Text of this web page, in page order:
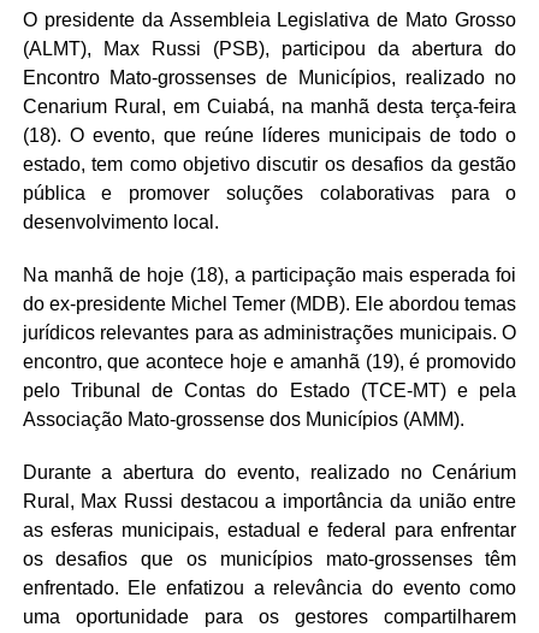
O presidente da Assembleia Legislativa de Mato Grosso
(ALMT), Max Russi (PSB), participou da abertura do
Encontro Mato-grossenses de Municípios, realizado no
Cenarium Rural, em Cuiabá, na manhã desta terça-feira
(18). O evento, que reúne líderes municipais de todo o
estado, tem como objetivo discutir os desafios da gestão
pública e promover soluções colaborativas para o
desenvolvimento local.
Na manhã de hoje (18), a participação mais esperada foi
do ex-presidente Michel Temer (MDB). Ele abordou temas
jurídicos relevantes para as administrações municipais. O
encontro, que acontece hoje e amanhã (19), é promovido
pelo Tribunal de Contas do Estado (TCE-MT) e pela
Associação Mato-grossense dos Municípios (AMM).
Durante a abertura do evento, realizado no Cenárium
Rural, Max Russi destacou a importância da união entre
as esferas municipais, estadual e federal para enfrentar
os desafios que os municípios mato-grossenses têm
enfrentado. Ele enfatizou a relevância do evento como
uma oportunidade para os gestores compartilharem